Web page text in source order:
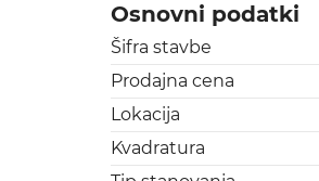
Osnovni podatki
Šifra stavbe
Prodajna cena
Lokacija
Kvadratura